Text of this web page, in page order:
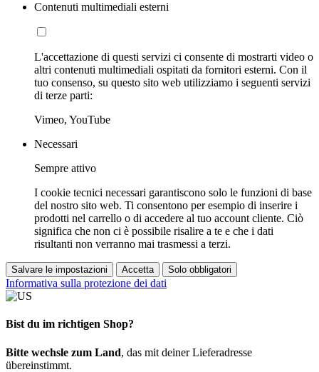
Contenuti multimediali esterni
L'accettazione di questi servizi ci consente di mostrarti video o
altri contenuti multimediali ospitati da fornitori esterni. Con il
tuo consenso, su questo sito web utilizziamo i seguenti servizi
di terze parti:
Vimeo, YouTube
Necessari
Sempre attivo
I cookie tecnici necessari garantiscono solo le funzioni di base
del nostro sito web. Ti consentono per esempio di inserire i
prodotti nel carrello o di accedere al tuo account cliente. Ciò
significa che non ci è possibile risalire a te e che i dati
risultanti non verranno mai trasmessi a terzi.
Salvare le impostazioni Accetta Solo obbligatori
Informativa sulla protezione dei dati
Bist du im richtigen Shop?
Bitte wechsle zum Land, das mit deiner Lieferadresse
übereinstimmt.